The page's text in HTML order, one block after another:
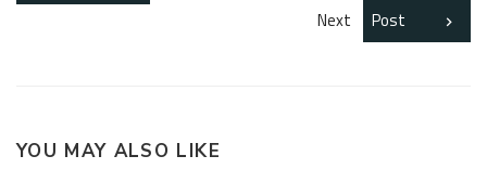
Next
Post
YOU MAY ALSO LIKE